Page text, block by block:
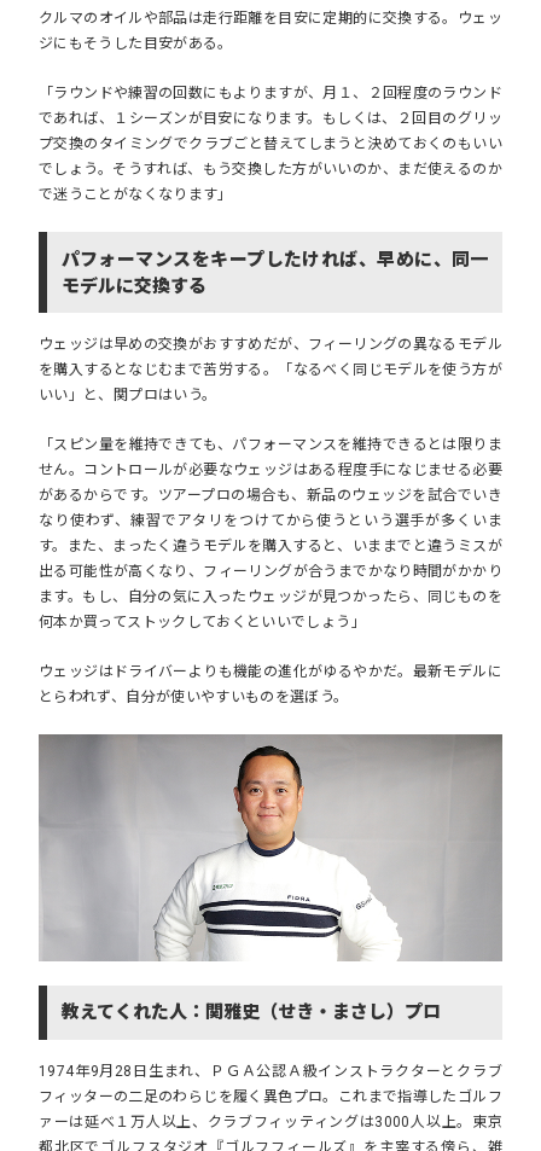
クルマのオイルや部品は走行距離を目安に定期的に交換する。ウェッ
ジにもそうした目安がある。
「ラウンドや練習の回数にもよりますが、 月１、２回程度のラウンド
であれば、１シーズンが目安になります。もしくは、２回目のグリッ
プ交換のタイミングでクラブごと替えてしまうと決めておくのもいい
でしょう。そうすれば、もう交換した方がいいのか、まだ使えるのか
で迷うことがなくなります」
パフォーマンスをキープしたければ、早めに、同一
モデルに交換する
ウェッジは早めの交換がおすすめだが、フィーリングの異なるモデル
を購入するとなじむまで苦労する。「なるべく同じモデルを使う方が
いい」と、関プロはいう。
「スピン量を維持できても、パフォーマンスを維持できるとは限りま
せん。コントロールが必要なウェッジはある程度手になじませる必要
があるからです。ツアープロの場合も、新品のウェッジを試合でいき
なり使わず、練習でアタリをつけてから使うという選手が多くいま
す。また、まったく違うモデルを購入すると、いままでと違うミスが
出る可能性が高くなり、フィーリングが合うまでかなり時間がかかり
ます。もし、自分の気に入ったウェッジが見つかったら、同じものを
何本か買ってストックしておくといいでしょう」
ウェッジはドライバーよりも機能の進化がゆるやかだ。 最新モデルに
とらわれず、自分が使いやすいものを選ぼう。
教えてくれた人：関雅史（せき・まさし）プロ
1974年9月28日生まれ、ＰＧＡ公認Ａ級インストラクターとクラブ
フィッターの二足のわらじを履く異色プロ。これまで指導したゴルフ
ァーは延べ１万人以上、クラブフィッティングは3000人以上。東京
都北区でゴルフスタジオ『ゴルフフィールズ』を主宰する傍ら、雑